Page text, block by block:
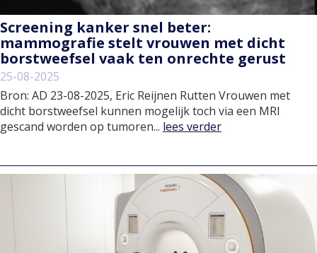
Screening kanker snel beter:
mammografie stelt vrouwen met dicht
borstweefsel vaak ten onrechte gerust
25-08-2025
Bron: AD 23-08-2025, Eric Reijnen Rutten Vrouwen met
dicht borstweefsel kunnen mogelijk toch via een MRI
gescand worden op tumoren... lees verder